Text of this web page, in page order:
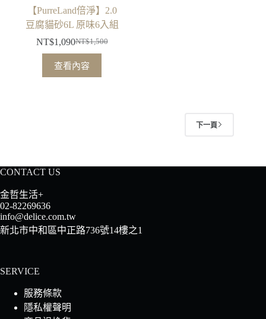
【PurreLand倍淨】2.0
豆腐貓砂6L 原味6入組
NT$1,500
始
價
NT$1,090
前
價
查看內容
下一頁
CONTACT US
金哲生活+
02-82269636
info@delice.com.tw
新北市中和區中正路736號14樓之1
SERVICE
服務條款
隱私權聲明